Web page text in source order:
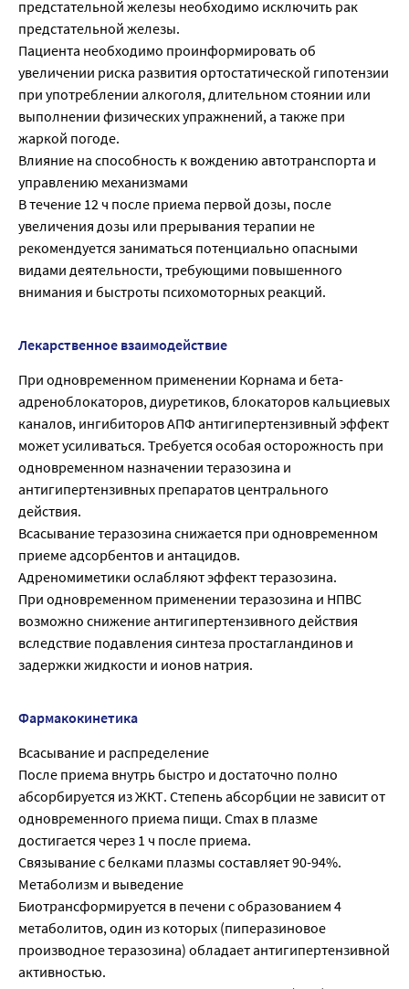
предстательной железы необходимо исключить рак
предстательной железы.
Пациента необходимо проинформировать об
увеличении риска развития ортостатической гипотензии
при употреблении алкоголя, длительном стоянии или
выполнении физических упражнений, а также при
жаркой погоде.
Влияние на способность к вождению автотранспорта и
управлению механизмами
В течение 12 ч после приема первой дозы, после
увеличения дозы или прерывания терапии не
рекомендуется заниматься потенциально опасными
видами деятельности, требующими повышенного
внимания и быстроты психомоторных реакций.
Лекарственное взаимодействие
При одновременном применении Корнама и бета-
адреноблокаторов, диуретиков, блокаторов кальциевых
каналов, ингибиторов АПФ антигипертензивный эффект
может усиливаться. Требуется особая осторожность при
одновременном назначении теразозина и
антигипертензивных препаратов центрального
действия.
Всасывание теразозина снижается при одновременном
приеме адсорбентов и антацидов.
Адреномиметики ослабляют эффект теразозина.
При одновременном применении теразозина и НПВС
возможно снижение антигипертензивного действия
вследствие подавления синтеза простагландинов и
задержки жидкости и ионов натрия.
Фармакокинетика
Всасывание и распределение
После приема внутрь быстро и достаточно полно
абсорбируется из ЖКТ. Степень абсорбции не зависит от
одновременного приема пищи. Cmax в плазме
достигается через 1 ч после приема.
Связывание с белками плазмы составляет 90-94%.
Метаболизм и выведение
Биотрансформируется в печени с образованием 4
метаболитов, один из которых (пиперазиновое
производное теразозина) обладает антигипертензивной
активностью.